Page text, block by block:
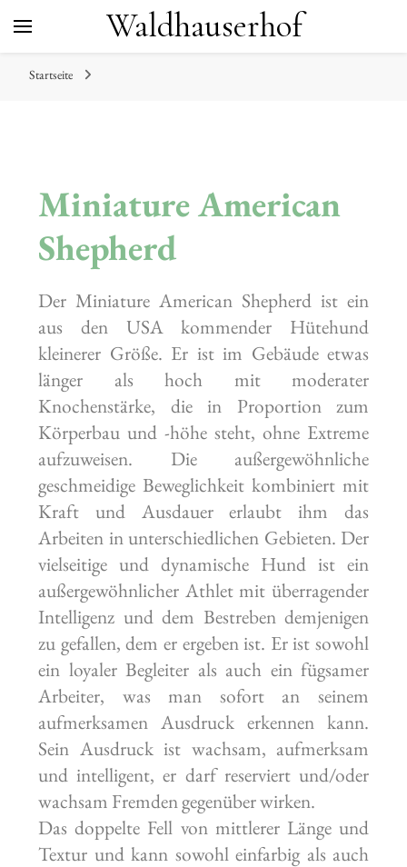
Waldhauserhof
Startseite
Miniature American
Shepherd
Der Miniature American Shepherd ist ein
aus den USA kommender Hütehund
kleinerer Größe. Er ist im Gebäude etwas
länger als hoch mit moderater
Knochenstärke, die in Proportion zum
Körperbau und -höhe steht, ohne Extreme
aufzuweisen. Die außergewöhnliche
geschmeidige Beweglichkeit kombiniert mit
Kraft und Ausdauer erlaubt ihm das
Arbeiten in unterschiedlichen Gebieten. Der
vielseitige und dynamische Hund ist ein
außergewöhnlicher Athlet mit überragender
Intelligenz und dem Bestreben demjenigen
zu gefallen, dem er ergeben ist. Er ist sowohl
ein loyaler Begleiter als auch ein fügsamer
Arbeiter, was man sofort an seinem
aufmerksamen Ausdruck erkennen kann.
Sein Ausdruck ist wachsam, aufmerksam
und intelligent, er darf reserviert und/oder
wachsam Fremden gegenüber wirken.
Das doppelte Fell von mittlerer Länge und
Textur und kann sowohl einfarbig als auch